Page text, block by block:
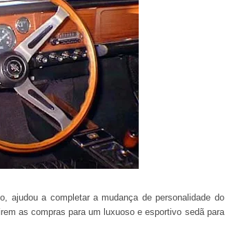
ajudou a completar a mudança de personalidade do
as compras para um luxuoso e esportivo sedã para